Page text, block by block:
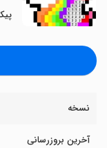
پیکسل ۱۲۳:
نسخه
آخرین بروزرسانی